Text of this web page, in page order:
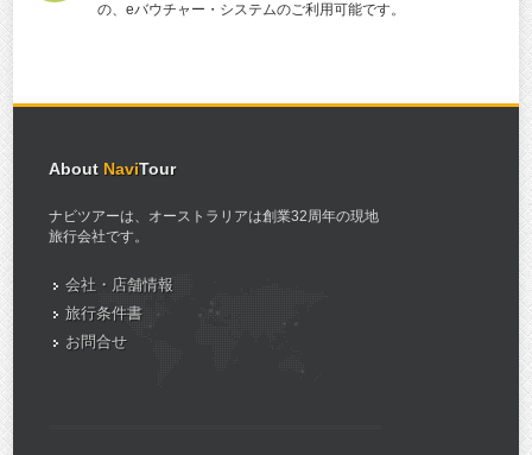
の、eバウチャー・システムのご利用可能です。
About NaviTour
ナビツアーは、オーストラリアは創業32周年の現地
旅行会社です。
会社・店舗情報
旅行条件書
お問合せ